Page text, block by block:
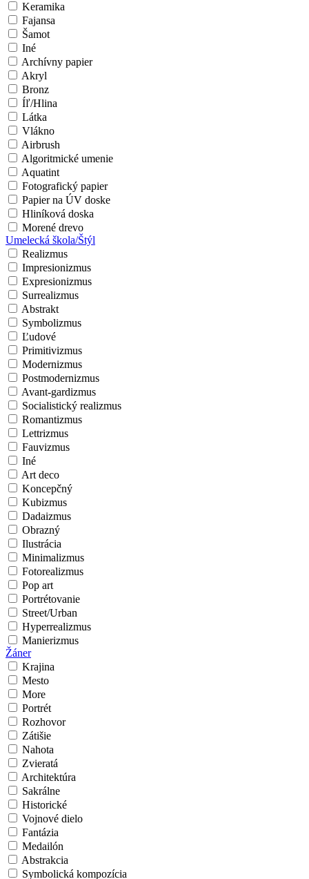
Keramika
Fajansa
Šamot
Iné
Archívny papier
Akryl
Bronz
Íľ/Hlina
Látka
Vlákno
Airbrush
Algoritmické umenie
Aquatint
Fotografický papier
Papier na ÚV doske
Hliníková doska
Morené drevo
Umelecká škola/Štýl
Realizmus
Impresionizmus
Expresionizmus
Surrealizmus
Abstrakt
Symbolizmus
Ľudové
Primitivizmus
Modernizmus
Postmodernizmus
Avant-gardizmus
Socialistický realizmus
Romantizmus
Lettrizmus
Fauvizmus
Iné
Art deco
Koncepčný
Kubizmus
Dadaizmus
Obrazný
Ilustrácia
Minimalizmus
Fotorealizmus
Pop art
Portrétovanie
Street/Urban
Hyperrealizmus
Manierizmus
Žáner
Krajina
Mesto
More
Portrét
Rozhovor
Zátišie
Nahota
Zvieratá
Architektúra
Sakrálne
Historické
Vojnové dielo
Fantázia
Medailón
Abstrakcia
Symbolická kompozícia